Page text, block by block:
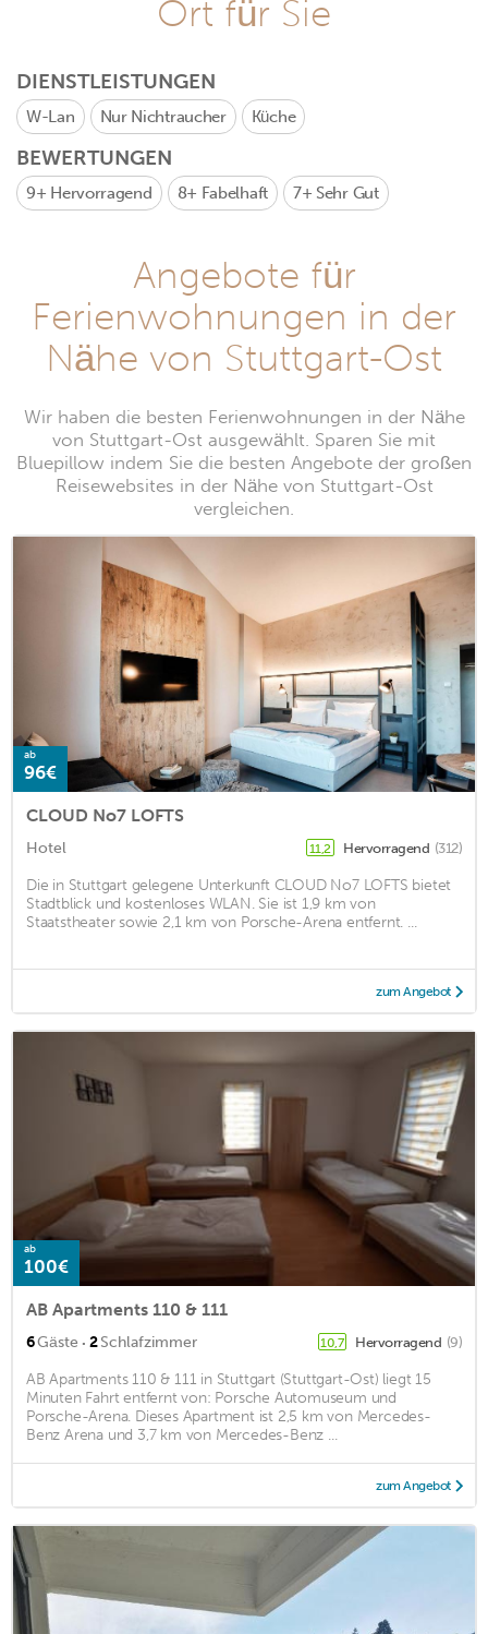
Ort für Sie
DIENSTLEISTUNGEN
W-Lan Nur Nichtraucher Küche
BEWERTUNGEN
9+ Hervorragend 8+ Fabelhaft 7+ Sehr Gut
Angebote für
Ferienwohnungen in der
Nähe von Stuttgart-Ost
Wir haben die besten Ferienwohnungen in der Nähe
von Stuttgart-Ost ausgewählt. Sparen Sie mit
Bluepillow indem Sie die besten Angebote der großen
Reisewebsites in der Nähe von Stuttgart-Ost
vergleichen.
ab
96€
CLOUD No7 LOFTS
Hotel 11,2 Hervorragend (312)
Die in Stuttgart gelegene Unterkunft CLOUD No7 LOFTS bietet
Stadtblick und kostenloses WLAN. Sie ist 1,9 km von
Staatstheater sowie 2,1 km von Porsche-Arena entfernt. ...
zum Angebot
ab
100€
AB Apartments 110 & 111
6Gäste · 2Schlafzimmer 10,7 Hervorragend (9)
AB Apartments 110 & 111 in Stuttgart (Stuttgart-Ost) liegt 15
Minuten Fahrt entfernt von: Porsche Automuseum und
Porsche-Arena. Dieses Apartment ist 2,5 km von Mercedes-
Benz Arena und 3,7 km von Mercedes-Benz ...
zum Angebot